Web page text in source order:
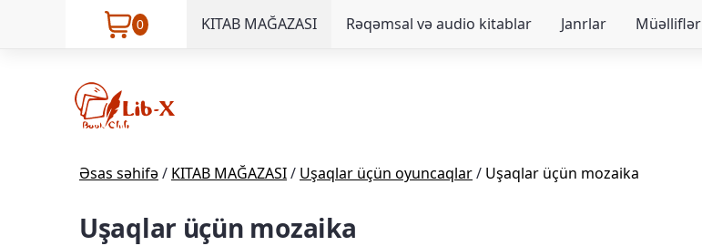
0 KITAB MAĞAZASI Rəqəmsal və audio kitablar Janrlar Müəlliflər
Əsas səhifə/ KITAB MAĞAZASI/ Uşaqlar üçün oyuncaqlar/ Uşaqlar üçün mozaika
Uşaqlar üçün mozaika